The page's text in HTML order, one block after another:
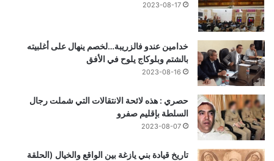
2023-08-17
خدامين عندو فالزريبة…لخصم ينهال على أغلبيته
بالشتم وبلوكاج يلوح في الأفق
2023-08-16
حصري : هذه لائحة الانتقالات التي شملت رجال
السلطة بإقليم صفرو
2023-08-07
تاريخ قيادة بني يازغة بين الواقع والخيال (الحلقة